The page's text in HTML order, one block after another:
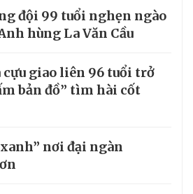
đội 99 tuổi nghẹn ngào
hùng La Văn Cầu
cựu giao liên 96 tuổi trở
bản đồ” tìm hài cốt
xanh” nơi đại ngàn